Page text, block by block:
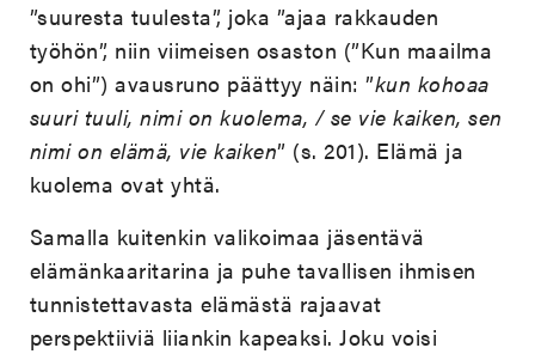
”suuresta tuulesta”, joka ”ajaa rakkauden
työhön”, niin viimeisen osaston (”Kun maailma
on ohi”) avausruno päättyy näin: ”kun kohoaa
suuri tuuli, nimi on kuolema, / se vie kaiken, sen
nimi on elämä, vie kaiken” (s. 201). Elämä ja
kuolema ovat yhtä.
Samalla kuitenkin valikoimaa jäsentävä
elämänkaaritarina ja puhe tavallisen ihmisen
tunnistettavasta elämästä rajaavat
perspektiiviä liiankin kapeaksi. Joku voisi